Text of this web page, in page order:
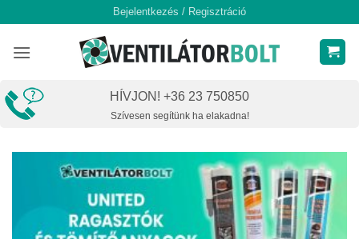
content
Bejelentkezés / Regisztráció
HÍVJON! +36 23 750850
Szívesen segítünk ha elakadna!